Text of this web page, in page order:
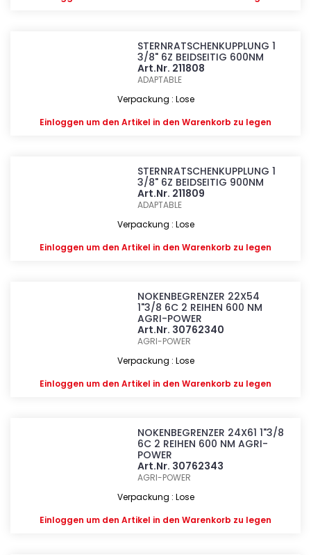
STERNRATSCHENKUPPLUNG 1
3/8" 6Z BEIDSEITIG 600NM
Art.Nr. 211808
ADAPTABLE
Verpackung : Lose
Einloggen um den Artikel in den Warenkorb zu legen
STERNRATSCHENKUPPLUNG 1
3/8" 6Z BEIDSEITIG 900NM
Art.Nr. 211809
ADAPTABLE
Verpackung : Lose
Einloggen um den Artikel in den Warenkorb zu legen
NOKENBEGRENZER 22X54
1"3/8 6C 2 REIHEN 600 NM
AGRI-POWER
Art.Nr. 30762340
AGRI-POWER
Verpackung : Lose
Einloggen um den Artikel in den Warenkorb zu legen
NOKENBEGRENZER 24X61 1"3/8
6C 2 REIHEN 600 NM AGRI-
POWER
Art.Nr. 30762343
AGRI-POWER
Verpackung : Lose
Einloggen um den Artikel in den Warenkorb zu legen